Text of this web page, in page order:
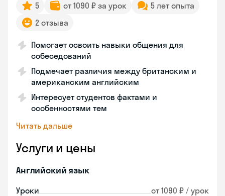
5 от 1090 ₽ за урок
5 лет опыта
2 отзыва
Помогает освоить навыки общения для
собеседований
Подмечает различия между британским и
американским английским
Интересует студентов фактами и
особенностями тем
Читать дальше
Услуги и цены
Английский язык
Уроки от 1090 ₽ / урок